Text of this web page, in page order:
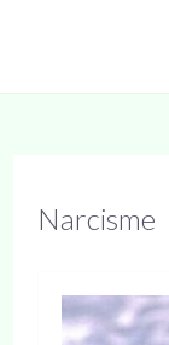
Narcisme